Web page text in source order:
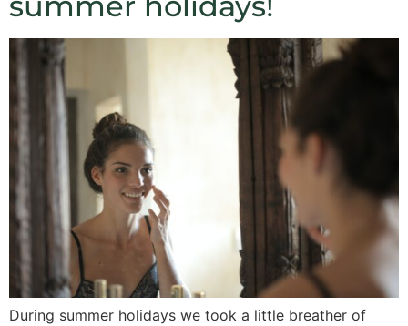
During summer holidays we took a little breather of